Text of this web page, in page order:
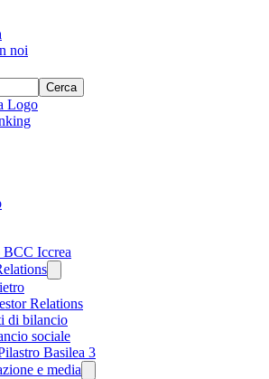
noi
Cerca
Iccrea
Relations
di bilancio
sociale
Basilea 3
e media